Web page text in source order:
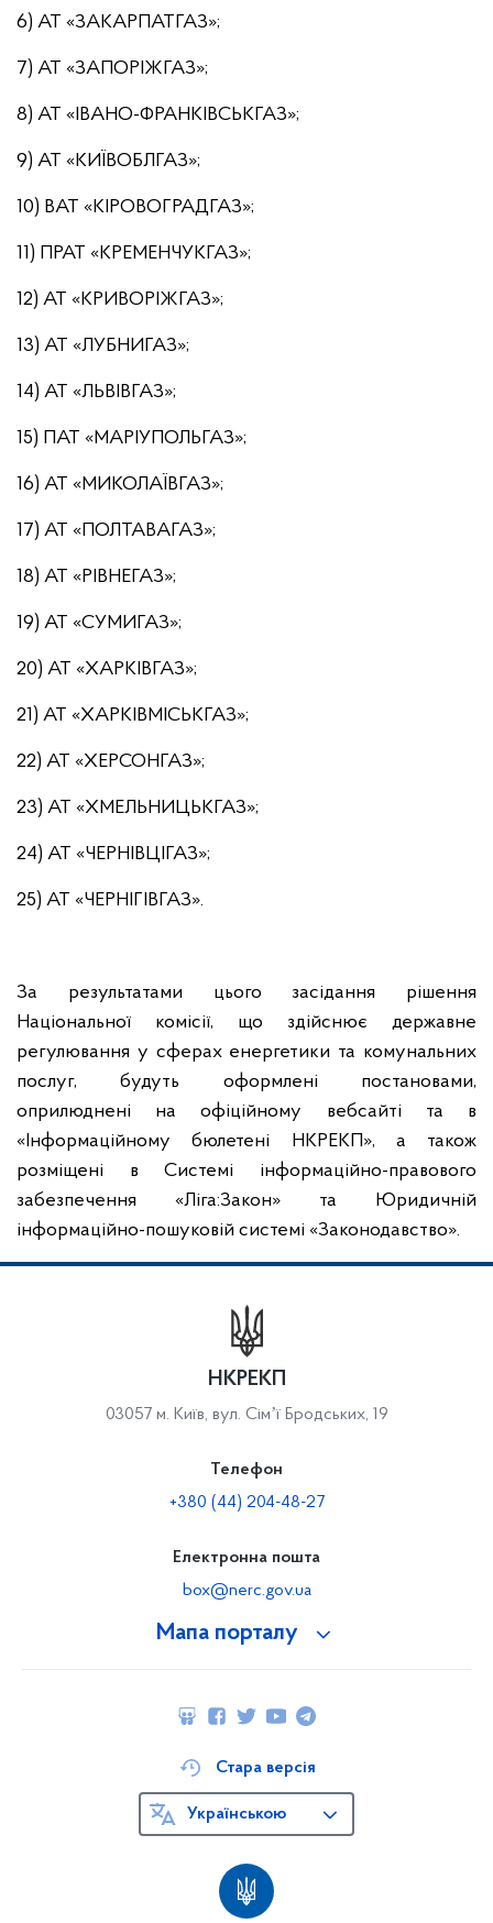
6) АТ «ЗАКАРПАТГАЗ»;
7) АТ «ЗАПОРІЖГАЗ»;
8) АТ «ІВАНО-ФРАНКІВСЬКГАЗ»;
9) АТ «КИЇВОБЛГАЗ»;
10) ВАТ «КІРОВОГРАДГАЗ»;
11) ПРАТ «КРЕМЕНЧУКГАЗ»;
12) АТ «КРИВОРІЖГАЗ»;
13) АТ «ЛУБНИГАЗ»;
14) АТ «ЛЬВІВГАЗ»;
15) ПАТ «МАРІУПОЛЬГАЗ»;
16) АТ «МИКОЛАЇВГАЗ»;
17) АТ «ПОЛТАВАГАЗ»;
18) АТ «РІВНЕГАЗ»;
19) АТ «СУМИГАЗ»;
20) АТ «ХАРКІВГАЗ»;
21) АТ «ХАРКІВМІСЬКГАЗ»;
22) АТ «ХЕРСОНГАЗ»;
23) АТ «ХМЕЛЬНИЦЬКГАЗ»;
24) АТ «ЧЕРНІВЦІГАЗ»;
25) АТ «ЧЕРНІГІВГАЗ».
За результатами цього засідання рішення
Національної комісії, що здійснює державне
регулювання у сферах енергетики та комунальних
послуг, будуть оформлені постановами,
оприлюднені на офіційному вебсайті та в
«Інформаційному бюлетені НКРЕКП», а також
розміщені в Системі інформаційно-правового
забезпечення «Ліга:Закон» та Юридичній
інформаційно-пошуковій системі «Законодавство».
Мапа порталу
НКРЕКП
03057 м. Київ, вул. Сімʼї Бродських, 19
Телефон
+380 (44) 204-48-27
Електронна пошта
box@nerc.gov.ua
Стара версія
Українською